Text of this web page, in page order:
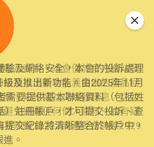
及商戶，本會僅於官方網站發
接獲以消委會名義發出的產品回
郵、短訊或社交媒體訊息，切勿
避免透露任何個人資料。如有疑
易熱線18222或消委會熱線2929
驗及網絡安全，本會的投訴處理
級及推出新功能。由2025年11月
需要提供基本聯絡資料（包括姓
）註冊帳戶，才可提交投訴、查
提交紀錄將清晰整合於帳戶中，
。
關閉